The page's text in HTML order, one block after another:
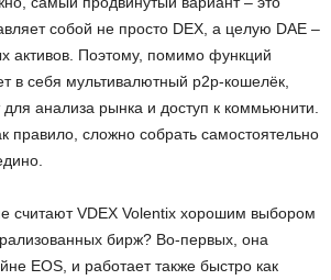
собой не просто DEX, а целую DAE –
активов. Поэтому, помимо функций
в себя мультивалютный p2p-кошелёк,
анализа рынка и доступ к коммьюнити.
правило, сложно собрать самостоятельно
считают VDEX Volentix хорошим выбором
бирж? Во-первых, она
EOS, и работает также быстро как